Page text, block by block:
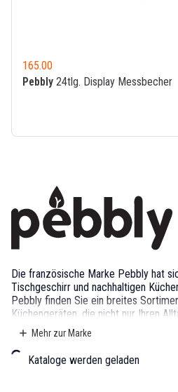
165.00
Pebbly 24tlg. Display Messbecher
Die französische Marke Pebbly hat
Tischgeschirr und nachhaltigen
Pebbly finden Sie ein breites
Küchengeräten, die nicht nur Ihren
Ihren nachhaltigen Lebensstil
regelmässigen Einkauf bis hin zu
Gemüse, Brot und mehr bietet Pebbly
umweltbewusst und funktional
Mehr zur Marke
Kataloge werden geladen